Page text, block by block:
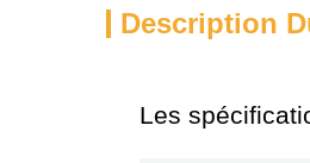
Description
Les